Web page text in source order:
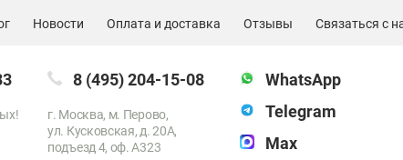
Новости Оплата и доставка Отзывы Связаться с
8 (495) 204-15-08
г. Москва, м. Перово,
ул. Кусковская, д. 20А,
подъезд 4, оф. A323
WhatsApp
Telegram
Max